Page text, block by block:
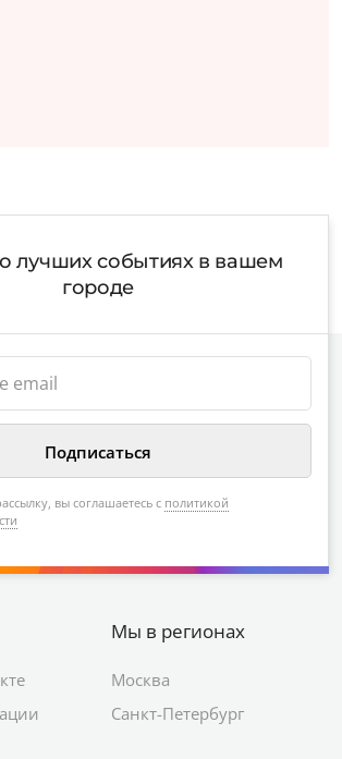
лучших событиях в вашем
городе
вы соглашаетесь с политикой
Мы в регионах
Москва
Санкт-Петербург